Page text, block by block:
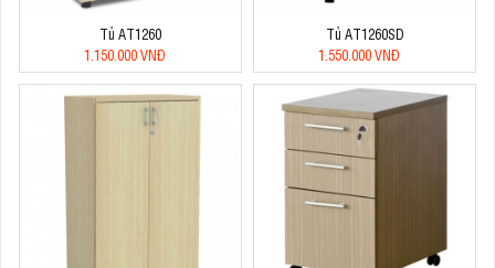
Tủ AT1260
1.150.000 VNĐ
Tủ AT1260SD
1.550.000 VNĐ